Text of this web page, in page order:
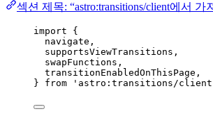
섹션 제목: “astro:transitions/client에서 가
import {
navigate,
supportsViewTransitions,
swapFunctions,
transitionEnabledOnThisPage,
} from ' astro:transitions/client